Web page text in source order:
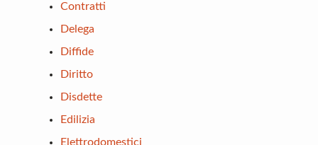
Contratti
Delega
Diffide
Diritto
Disdette
Edilizia
Elettrodomestici